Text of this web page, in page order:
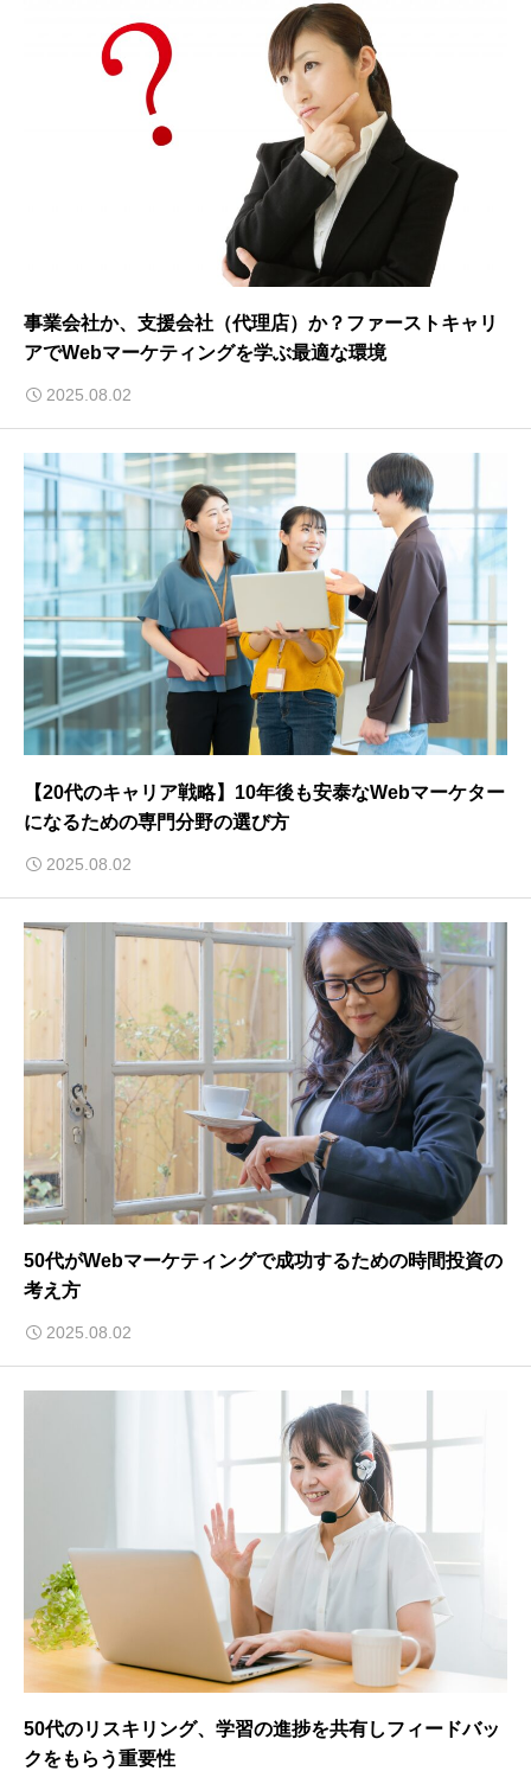
事業会社か、支援会社（代理店）か？ファーストキャリ
アでWebマーケティングを学ぶ最適な環境
2025.08.02
【20代のキャリア戦略】10年後も安泰なWebマーケター
になるための専門分野の選び方
2025.08.02
50代がWebマーケティングで成功するための時間投資の
考え方
2025.08.02
50代のリスキリング、学習の進捗を共有しフィードバッ
クをもらう重要性